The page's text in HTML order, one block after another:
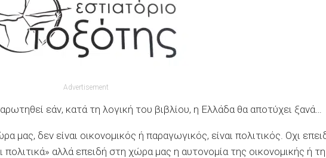
Advertisement
εάν, κατά τη λογική του βιβλίου, η Ελλάδα θα αποτύχει ξανά…
μας, δεν είναι οικονομικός ή παραγωγικός, είναι πολιτικός. Οχι
αλλά επειδή στη χώρα μας η αυτονομία της οικονομικής ή